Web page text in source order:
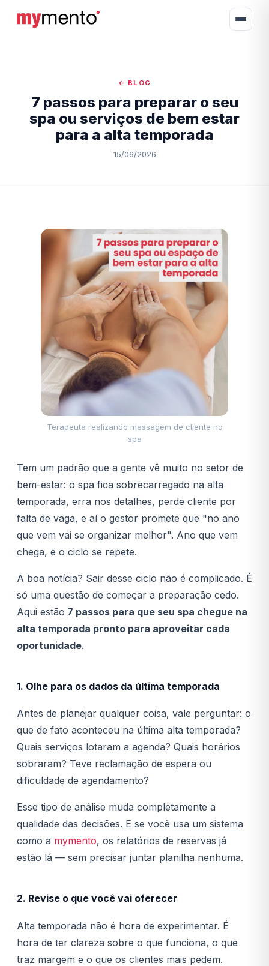
← BLOG
7 passos para preparar o seu
spa ou serviços de bem estar
para a alta temporada
15/06/2026
Terapeuta realizando massagem de cliente no
spa
Tem um padrão que a gente vê muito no setor de
bem-estar: o spa fica sobrecarregado na alta
temporada, erra nos detalhes, perde cliente por
falta de vaga, e aí o gestor promete que "no ano
que vem vai se organizar melhor". Ano que vem
chega, e o ciclo se repete.
A boa notícia? Sair desse ciclo não é complicado. É
só uma questão de começar a preparação cedo.
Aqui estão 7 passos para que seu spa chegue na
alta temporada pronto para aproveitar cada
oportunidade.
1. Olhe para os dados da última temporada
Antes de planejar qualquer coisa, vale perguntar: o
que de fato aconteceu na última alta temporada?
Quais serviços lotaram a agenda? Quais horários
sobraram? Teve reclamação de espera ou
dificuldade de agendamento?
Esse tipo de análise muda completamente a
qualidade das decisões. E se você usa um sistema
como a mymento, os relatórios de reservas já
estão lá — sem precisar juntar planilha nenhuma.
2. Revise o que você vai oferecer
Alta temporada não é hora de experimentar. É
hora de ter clareza sobre o que funciona, o que
traz margem e o que os clientes mais pedem.